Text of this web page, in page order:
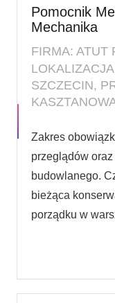
Pomocnik
Mechanika
FIRMA: ATUT
SZCZECIN,
Zakres
przeglądów
budowlanego.
bieżąca
porządku w